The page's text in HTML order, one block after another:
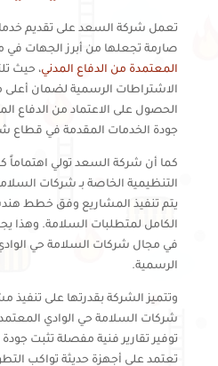
تعمل شركة السعد على تقديم
صارمة تجعلها من أبرز الجهات في
المعتمدة من الدفاع المدني، حيث
الاشتراطات الرسمية لضمان أعلى
الحصول على الاعتماد من
جودة الخدمات المقدمة في قطاع
كما أن شركة السعد تولي اهتماماً
التنظيمية الخاصة بـ شركات
يتم تنفيذ المشاريع وفق خطط
الكامل لمتطلبات السلامة. وهذا
في مجال شركات السلامة حي
الرسمية.
وتتميز الشركة بقدرتها على
شركات السلامة حي الوادي
توفير تقارير فنية مفصلة تثبت
تعتمد على أجهزة حديثة تواكب